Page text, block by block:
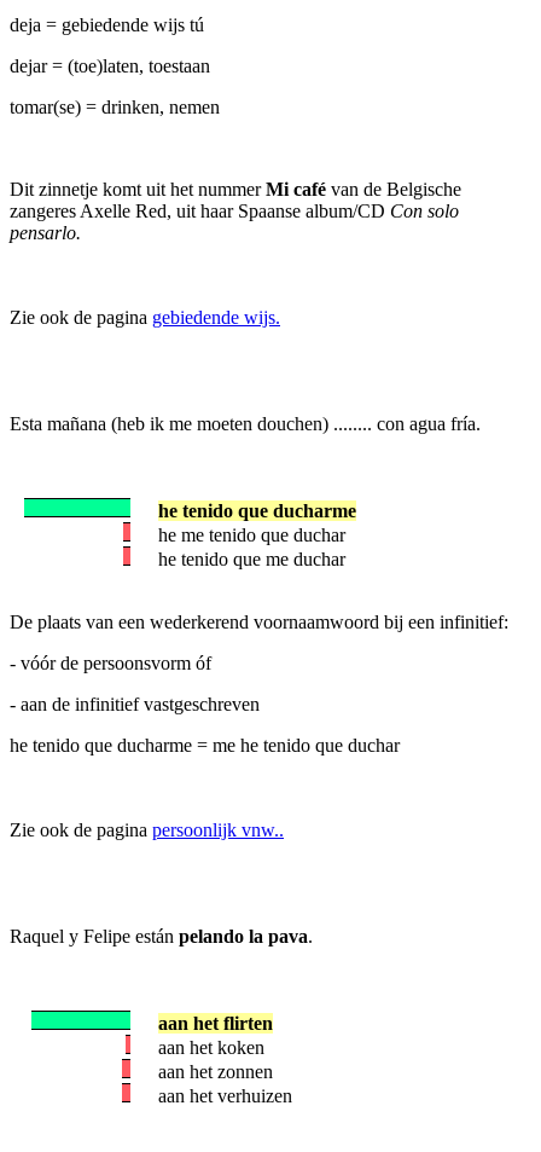
deja = gebiedende wijs tú
dejar = (toe)laten, toestaan
tomar(se) = drinken, nemen
Dit zinnetje komt uit het nummerMi café van de Belgische
zangeres Axelle Red, uit haar Spaanse album/CD Con solo
pensarlo.
Zie ook de pagina gebiedende wijs.
Esta mañana (heb ik me moeten douchen) ........ con agua fría.
he tenido que ducharme
he me tenido que duchar
he tenido que me duchar
De plaats van een wederkerend voornaamwoord bij een infinitief:
- vóór de persoonsvorm óf
- aan de infinitief vastgeschreven
he tenido que ducharme = me he tenido que duchar
Zie ook de pagina persoonlijk vnw..
Raquel y Felipe están pelando la pava.
aan het flirten
aan het koken
aan het zonnen
aan het verhuizen